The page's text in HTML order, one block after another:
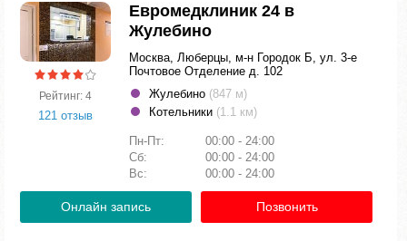
Рейтинг: 4
121 отзыв
Евромедклиник 24 в
Жулебино
Москва, Люберцы, м-н Городок Б, ул. 3-е
Почтовое Отделение д. 102
Жулебино (847 м)
Котельники (1.1 км)
Пн-Пт:
00:00 - 24:00
Сб:
00:00 - 24:00
Вс:
00:00 - 24:00
Онлайн запись Позвонить